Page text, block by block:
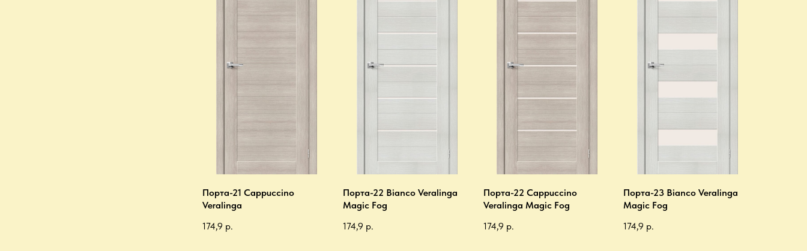
Порта-21 Cappuccino
Veralinga
174,9 р.
Порта-22 Bianco Veralinga
Magic Fog
174,9 р.
Порта-22 Cappuccino
Veralinga Magic Fog
174,9 р.
Порта-23 Bianco Veralinga
Magic Fog
174,9 р.